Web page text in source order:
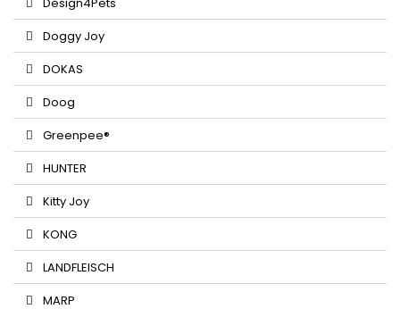
Doggy Joy
DOKAS
Doog
Greenpee®
HUNTER
Kitty Joy
KONG
LANDFLEISCH
MARP